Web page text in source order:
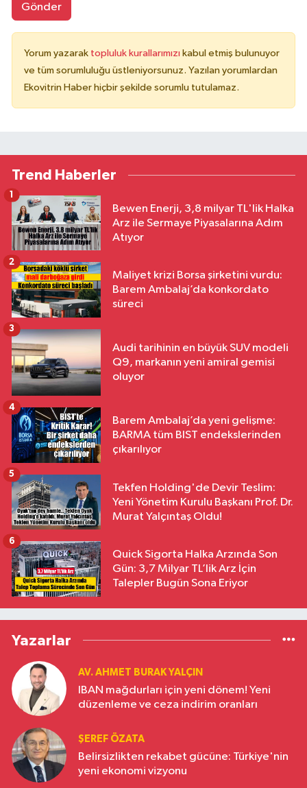
Gönder
Yorum yazarak topluluk kurallarımızı kabul etmiş bulunuyor
ve tüm sorumluluğu üstleniyorsunuz. Yazılan yorumlardan
Ekovitrin Haber hiçbir şekilde sorumlu tutulamaz.
Trend Haberler
Bewen Enerji, 3,8 milyar TL'lik Halka
Arz ile Sermaye Piyasalarına Adım
Atıyor
1
Maliyet krizi Borsa şirketini vurdu:
Barem Ambalaj’da konkordato
süreci
2
Audi tarihinin en büyük SUV modeli
Q9, markanın yeni amiral gemisi
oluyor
3
Barem Ambalaj’da yeni gelişme:
BARMA tüm BIST endekslerinden
çıkarılıyor
4
Tekfen Holding'de Devir Teslim:
Yeni Yönetim Kurulu Başkanı Prof. Dr.
Murat Yalçıntaş Oldu!
5
Quick Sigorta Halka Arzında Son
Gün: 3,7 Milyar TL’lik Arz İçin
Talepler Bugün Sona Eriyor
6
Yazarlar
AV. AHMET BURAK YALÇIN
IBAN mağdurları için yeni dönem! Yeni
düzenleme ve ceza indirim oranları
ŞEREF ÖZATA
Belirsizlikten rekabet gücüne: Türkiye'nin
yeni ekonomi vizyonu